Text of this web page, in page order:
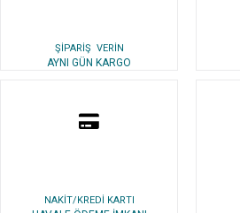
ŞİPARİŞ VERİN
AYNI GÜN KARGO
NAKİT/KREDİ KARTI